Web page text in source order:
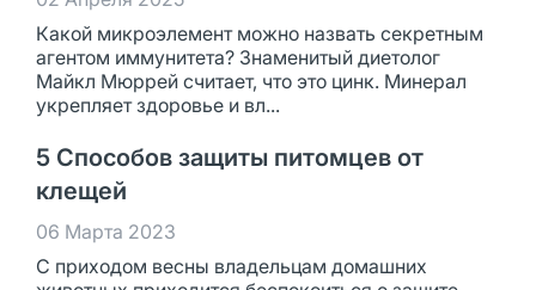
Какой микроэлемент можно назвать секретным
агентом иммунитета? Знаменитый диетолог
Майкл Мюррей считает, что это цинк. Минерал
укрепляет здоровье и вл...
5 Способов защиты питомцев от
клещей
06 Марта 2023
С приходом весны владельцам домашних